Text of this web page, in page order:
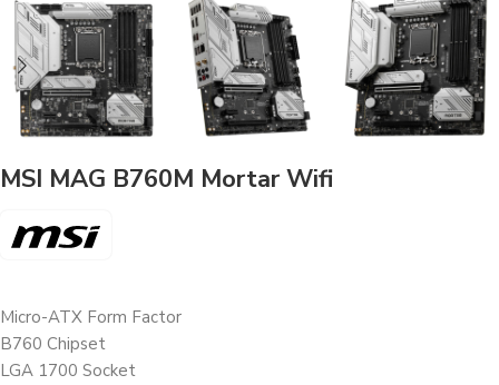
MSI MAG B760M Mortar Wifi
Micro-ATX Form Factor
B760 Chipset
LGA 1700 Socket